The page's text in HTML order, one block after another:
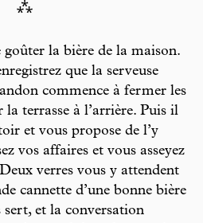
⁂
goûter la bière de la maison.
que la serveuse
commence à fermer les
terrasse à l’arrière. Puis il
et vous propose de l’y
vos affaires et vous asseyez
verres vous y attendent
cannette d’une bonne bière
et la conversation